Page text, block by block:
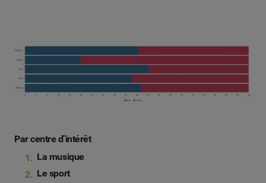
Par centre d’intérêt
La musique
Le sport